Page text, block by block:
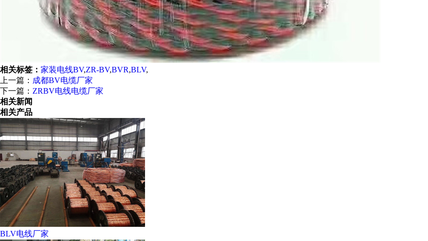
相关标签： 家装电线BV,ZR-BV,BVR,BLV,
上一篇： 成都BV电缆厂家
下一篇： ZRBV电线电缆厂家
相关新闻
相关产品
BLV电线厂家